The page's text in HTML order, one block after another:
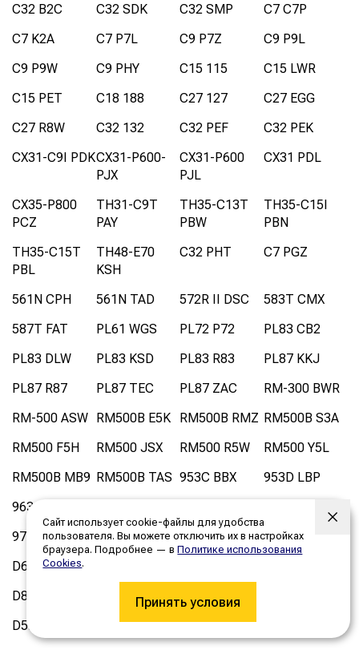
C32 B2C
C32 SDK C32 SMP
C7 C7P
C7 K2A
C7 P7L C9 P7Z
C9 P9L
C9 P9W
C9 PHY C15 115
C15 LWR
C15 PET
C18 188 C27 127
C27 EGG
C27 R8W
C32 132 C32 PEF
C32 PEK
CX31-C9I PDKCX31-P600-
PJX
CX31-P600
PJL
CX31 PDL
CX35-P800
PCZ
TH31-C9T
PAY
TH35-C13T
PBW
TH35-C15I
PBN
TH35-C15T
PBL
TH48-E70
KSH
C32 PHT C7 PGZ
561N CPH 561N TAD 572R II DSC
583T CMX
587T FAT
PL61 WGS PL72 P72
PL83 CB2
PL83 DLW
PL83 KSD PL83 R83
PL87 KKJ
PL87 R87
PL87 TEC PL87 ZAC
RM-300 BWR
RM-500 ASW RM500B E5K RM500B RMZ RM500B S3A
RM500 F5H
RM500 JSX RM500 R5W
RM500 Y5L
RM500B MB9 RM500B TAS 953C BBX
953D LBP
963C BBD
973D LCP
973K MKL D6R II BPS
D6R II BRZ
D6R II BMK
D8N 5TJ
D8N 9TC
D5N CFH
D5N CKT D6N CBF
Сайт использует cookie-файлы для удобства
пользователя. Вы можете отключить их в настройках
браузера. Подробнее — вПолитике использования
Cookies.
Принять условия